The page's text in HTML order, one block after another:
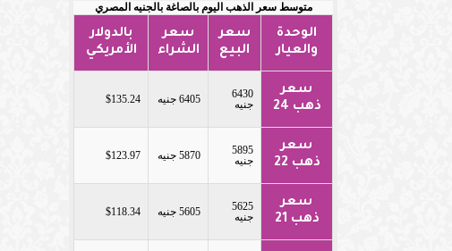
متوسط سعر الذهب اليوم بالصاغة بالجنيه المصري
الوحدة
والعيار
سعر
البيع
سعر
الشراء
بالدولار
الأمريكي
سعر
ذهب 24
6430
جنيه
6405 جنيه $135.24
سعر
ذهب 22
5895
جنيه
5870 جنيه $123.97
سعر
ذهب 21
5625
جنيه
5605 جنيه $118.34